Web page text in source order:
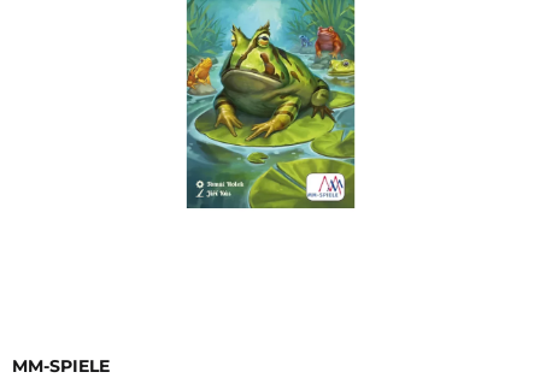
MM-SPIELE